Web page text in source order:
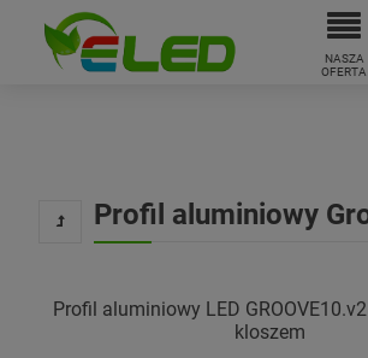
Profil aluminiowy
Profil aluminiowy LED
kloszem